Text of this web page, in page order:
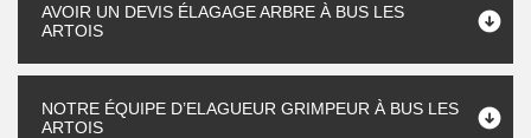
AVOIR UN DEVIS ÉLAGAGE ARBRE À BUS LES
ARTOIS
NOTRE ÉQUIPE D’ELAGUEUR GRIMPEUR À BUS LES
ARTOIS